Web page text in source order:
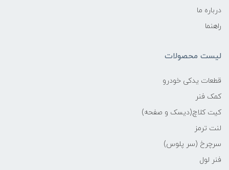
درباره ما
راهنما
لیست محصولات
قطعات یدکی خودرو
کمک فنر
کیت کلاچ(دیسک و صفحه)
لنت ترمز
سرچرخ (سر پلوس)
فنر لول